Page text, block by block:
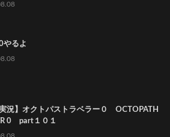
やるよ
実況】オクトパストラベラー０ OCTOPATH
0 part１０１